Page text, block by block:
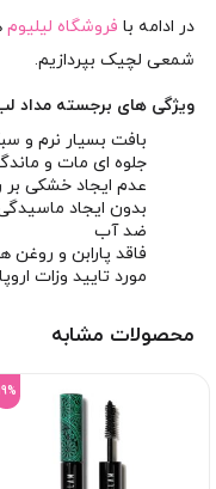
در ادامه با فروشگاه لیلیوم
شمعی لچیک بپردازیم.
ویژگی های برجسته مداد لب
بافت بسیار نرم و
جلوه ای مات و
عدم ایجاد خشکی
بدون ایجاد
ضد آب
فاقد پارابن و روغن
مورد تایید وزات اروپا
محصولات مشابه